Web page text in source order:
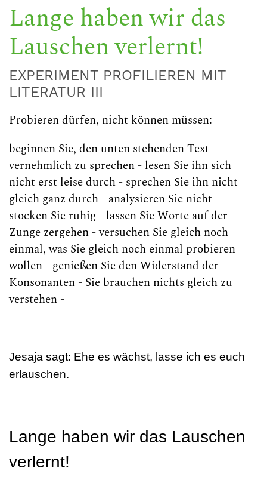
Lange haben wir das
Lauschen verlernt!
EXPERIMENT PROFILIEREN MIT
LITERATUR III
Probieren dürfen, nicht können müssen:
beginnen Sie, den unten stehenden Text
vernehmlich zu sprechen - lesen Sie ihn sich
nicht erst leise durch - sprechen Sie ihn nicht
gleich ganz durch - analysieren Sie nicht -
stocken Sie ruhig - lassen Sie Worte auf der
Zunge zergehen - versuchen Sie gleich noch
einmal, was Sie gleich noch einmal probieren
wollen - genießen Sie den Widerstand der
Konsonanten - Sie brauchen nichts gleich zu
verstehen -
Jesaja sagt: Ehe es wächst, lasse ich es euch
erlauschen.
Lange haben wir das Lauschen
verlernt!